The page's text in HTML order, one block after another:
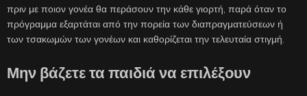
πριν με ποιον γονέα θα περάσουν την κάθε γιορτή, παρά όταν το
πρόγραμμα εξαρτάται από την πορεία των διαπραγματεύσεων ή
των τσακωμών των γονέων και καθορίζεται την τελευταία στιγμή.
Μην βάζετε τα παιδιά να επιλέξουν